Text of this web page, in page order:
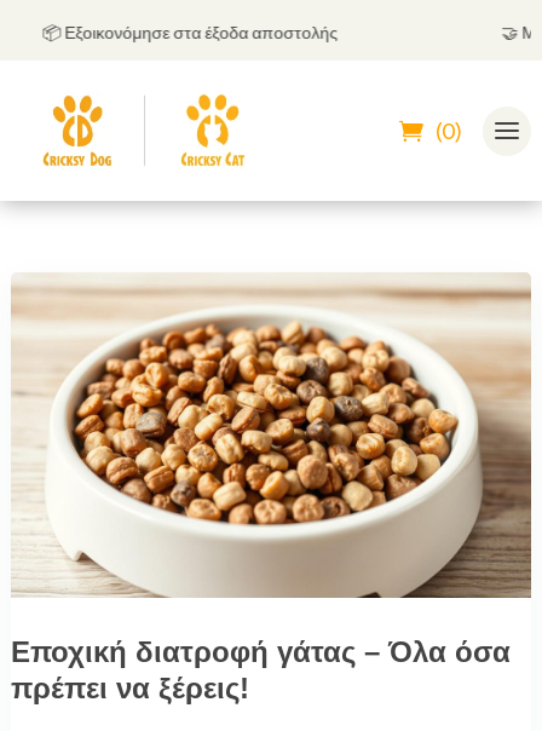
📦 Εξοικονόμησε στα έξοδα αποστολής
(0)
Εποχική διατροφή γάτας – Όλα όσα
πρέπει να ξέρεις!